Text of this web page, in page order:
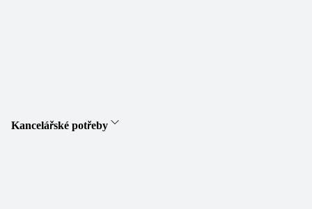
Kancelářské potřeby